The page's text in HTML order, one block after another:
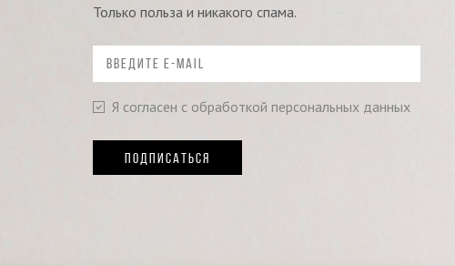
Только польза и никакого спама.
Я согласен с обработкой персональных данных
ПОДПИСАТЬСЯ